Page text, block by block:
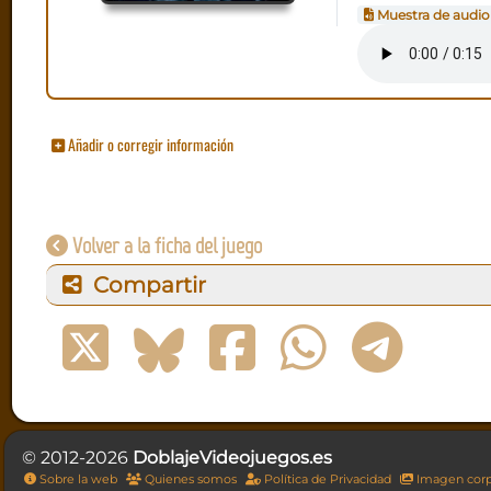
Muestra de audio
Añadir o corregir información
Volver a la ficha del juego
Compartir
© 2012-2026 DoblajeVideojuegos.es
Sobre la web Quienes somos Política de Privacidad Imagen